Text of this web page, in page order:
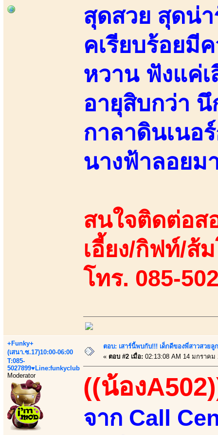
สุดสวย สุดน่า
คเรียบร้อยมี
หวาน ฟังแค่เ
อายุสิบกว่า นึ
กาลาดินเนอ
นางฟ้าลอยม
สนใจติดต่อส
เอี้ยง/กิฟท์/ส้
โทร. 085-
+Funky+
(เสนา.ซ.17)10:00-06:00
T:085-
5027899♥Line:funkyclub
Moderator
ตอบ: เสาร์นี้พบกับ!!! เด็กดีของพี่สาวสวยลู
« ตอบ #2 เมื่อ: 02:13:08 AM 14 มกราคม
((น้อง
จาก Call